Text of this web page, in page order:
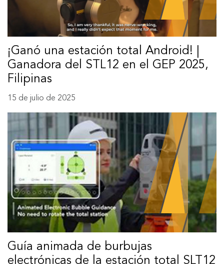
¡Ganó una estación total Android! |
Ganadora del STL12 en el GEP 2025,
Filipinas
15 de julio de 2025
Guía animada de burbujas
electrónicas de la estación total SLT12